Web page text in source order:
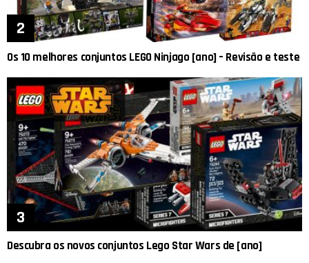
Os 10 melhores conjuntos LEGO Ninjago [ano] – Revisão e teste
Descubra os novos conjuntos Lego Star Wars de [ano]